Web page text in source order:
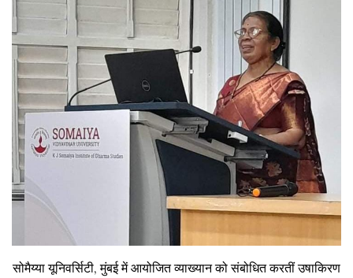
सोमैय्या यूनिवर्सिटी, मुंबई में आयोजित व्याख्यान को संबोधित करतीं उषाकिरण